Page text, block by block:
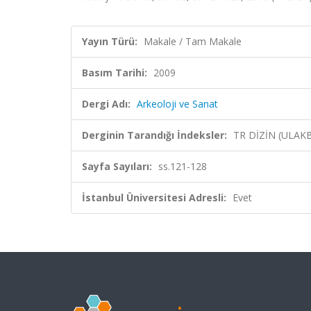
Yayın Türü: Makale / Tam Makale
Basım Tarihi: 2009
Dergi Adı: Arkeoloji ve Sanat
Derginin Tarandığı İndeksler: TR DİZİN
Sayfa Sayıları: ss.121-128
İstanbul Üniversitesi Adresli: Evet